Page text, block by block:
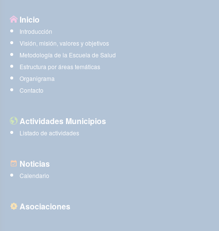
Inicio
Introducción
Visión, misión, valores y objetivos
Metodología de la Escuela de Salud
Estructura por áreas temáticas
Organigrama
Contacto
Actividades Municipios
Listado de actividades
Noticias
Calendario
Asociaciones